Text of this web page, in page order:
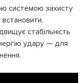
системою захисту
стабільність
удару — для